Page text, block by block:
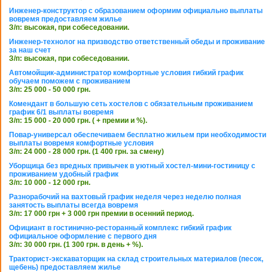
Инженер-конструктор с образованием оформим официально выплаты
вовремя предоставляем жилье
З/п: высокая, при собеседовании.
Инженер-технолог на призводство ответственный обеды и проживание
за наш счет
З/п: высокая, при собеседовании.
Автомойщик-администратор комфортные условия гибкий график
обучаем поможем с проживанием
З/п: 25 000 - 50 000 грн.
Комендант в большую сеть хостелов с обязательным проживанием
график 6/1 выплаты вовремя
З/п: 15 000 - 20 000 грн. ( + премии и %).
Повар-универсал обеспечиваем бесплатно жильем при необходимости
выплаты вовремя комфортные условия
З/п: 24 000 - 28 000 грн. (1 400 грн. за смену)
Уборщица без вредных привычек в уютный хостел-мини-гостиницу с
проживанием удобный график
З/п: 10 000 - 12 000 грн.
Разнорабочий на вахтовый график неделя через неделю полная
занятость выплаты всегда вовремя
З/п: 17 000 грн + 3 000 грн премии в осенний период.
Официант в гостинично-ресторанный комплекс гибкий график
официальное оформление с первого дня
З/п: 30 000 грн. (1 300 грн. в день + %).
Тракторист-экскаваторщик на склад строительных материалов (песок,
щебень) предоставляем жилье